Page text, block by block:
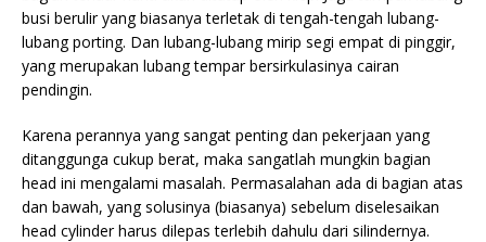
busi berulir yang biasanya terletak di tengah-tengah lubang-
lubang porting. Dan lubang-lubang mirip segi empat di pinggir,
yang merupakan lubang tempar bersirkulasinya cairan
pendingin.
Karena perannya yang sangat penting dan pekerjaan yang
ditanggunga cukup berat, maka sangatlah mungkin bagian
head ini mengalami masalah. Permasalahan ada di bagian atas
dan bawah, yang solusinya (biasanya) sebelum diselesaikan
head cylinder harus dilepas terlebih dahulu dari silindernya.